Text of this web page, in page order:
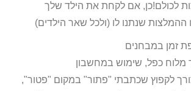
לכולם!כן, אם לקחת את הילד שלך
ההמלצות שנתנו לו (ולכל שאר הילדים)
זמן במבחנים
מלוח כפל, שימוש במחשבון
לקפוץ שכתבתי "פתור" במקום "פטור",